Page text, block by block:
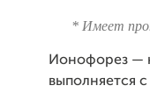
* Имеет
Ионофорез —
выполняется